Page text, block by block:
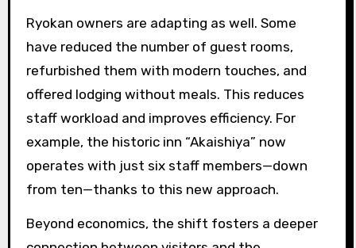
Ryokan owners are adapting as well. Some
have reduced the number of guest rooms,
refurbished them with modern touches, and
offered lodging without meals. This reduces
staff workload and improves efficiency. For
example, the historic inn “Akaishiya” now
operates with just six staff members—down
from ten—thanks to this new approach.
Beyond economics, the shift fosters a deeper